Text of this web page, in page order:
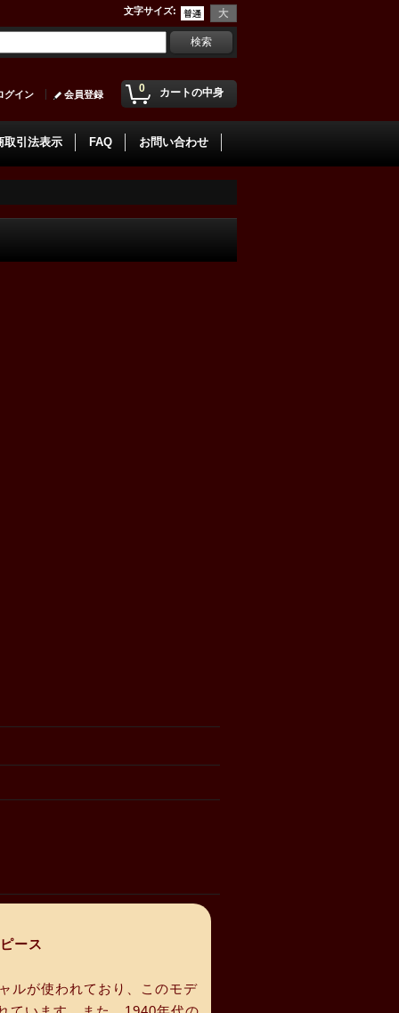
文字サイズ:
0 カートの中身
グイン 会員登録
取引法表示 FAQ お問い合わせ
ース
ルが使われており、このモデ